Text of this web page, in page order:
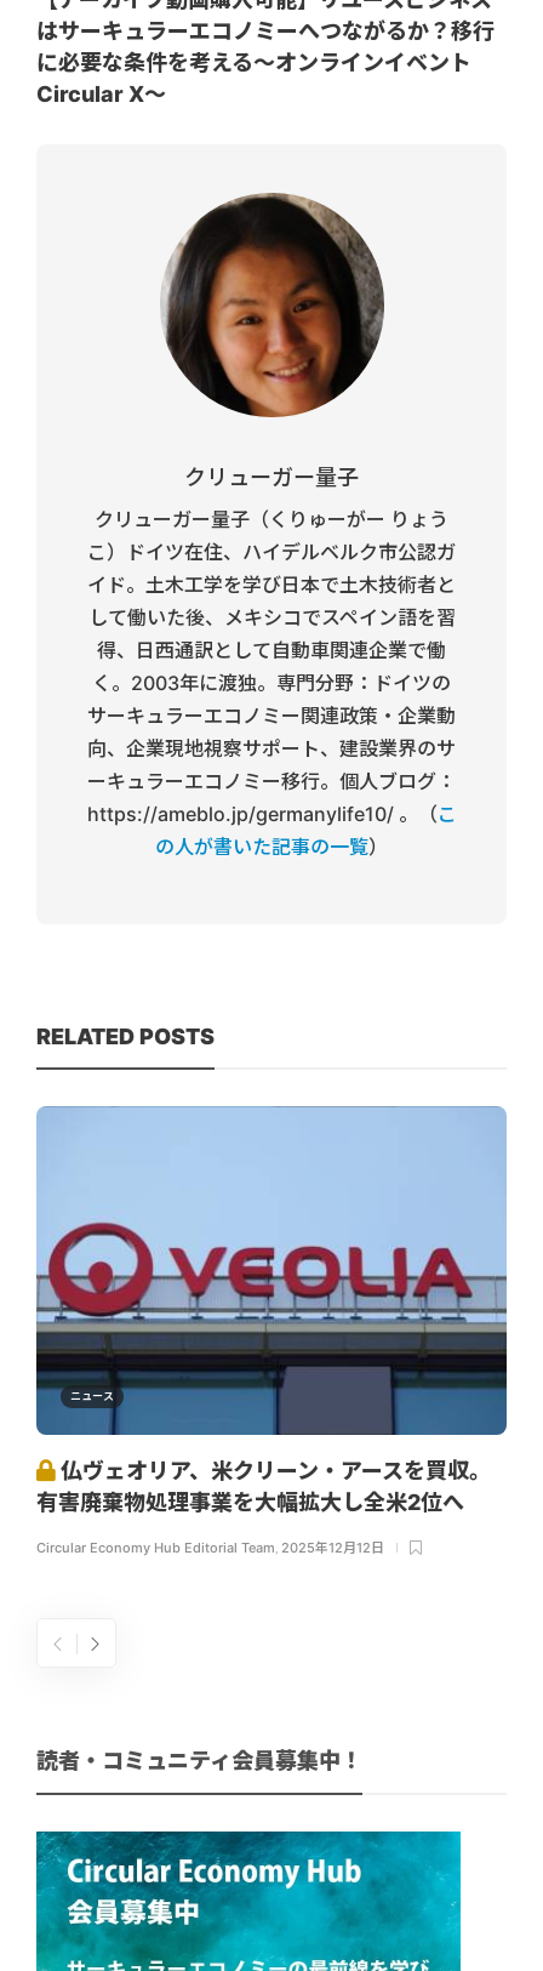
はサーキュラーエコノミーへつながるか？移行
に必要な条件を考える～オンラインイベント
Circular X〜
クリューガー量子
クリューガー量子（くりゅーがー りょう
こ）ドイツ在住、ハイデルベルク市公認ガ
イド。土木工学を学び日本で土木技術者と
して働いた後、メキシコでスペイン語を習
得、日西通訳として自動車関連企業で働
く。2003年に渡独。専門分野：ドイツの
サーキュラーエコノミー関連政策・企業動
向、企業現地視察サポート、建設業界のサ
ーキュラーエコノミー移行。個人ブログ：
https://ameblo.jp/germanylife10/ 。（こ
の人が書いた記事の一覧）
RELATED POSTS
ニュース
仏ヴェオリア、米クリーン・アースを買収。
有害廃棄物処理事業を大幅拡大し全米2位へ
Circular Economy Hub Editorial Team, 2025年12月12日
読者・コミュニティ会員募集中！